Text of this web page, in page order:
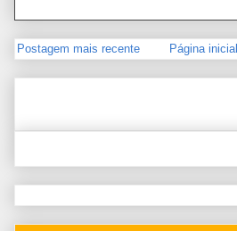
Postagem mais recente Página inicial